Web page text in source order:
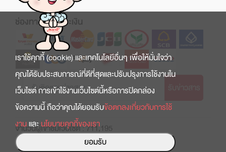
ช่องทางการชำระเงิน
จำนวนผู้เข้าชมเว็บไซต์ : 711,195
Copyright © 2022 สินธานี
เราใช้คุกกี้ (cookie) และเทคโนโลยีอื่นๆ เพื่อให้มั่นใจว่า
คุณได้รับประสบการณ์ที่ดีที่สุดและปรับปรุงการใช้งานใน
เว็บไซต์ การเข้าใช้งานเว็บไซต์นี้หรือการปิดกล่อง
ข้อความนี้ ถือว่าคุณได้ยอมรับข้อตกลงเกี่ยวกับการใช้
งานและนโยบายคุกกี้ของเรา
ยอมรับ